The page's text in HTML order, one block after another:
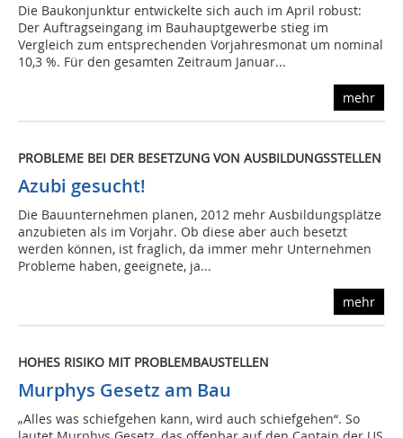
Die Baukonjunktur entwickelte sich auch im April robust:
Der Auftragseingang im Bauhauptgewerbe stieg im
Vergleich zum entsprechenden Vorjahresmonat um nominal
10,3 %. Für den gesamten Zeitraum Januar...
mehr
PROBLEME BEI DER BESETZUNG VON AUSBILDUNGSSTELLEN
Azubi gesucht!
Die Bauunternehmen planen, 2012 mehr Ausbildungsplätze
anzubieten als im Vorjahr. Ob diese aber auch besetzt
werden können, ist fraglich, da immer mehr Unternehmen
Probleme haben, geeignete, ja...
mehr
HOHES RISIKO MIT PROBLEMBAUSTELLEN
Murphys Gesetz am Bau
„Alles was schiefgehen kann, wird auch schiefgehen“. So